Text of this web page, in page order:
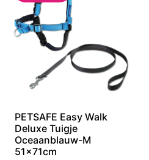
PETSAFE Easy Walk
Deluxe Tuigje
Oceaanblauw-M
51x71cm